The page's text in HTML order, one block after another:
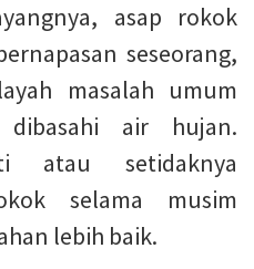
asap rokok
seseorang,
masalah umum
air hujan.
atau setidaknya
selama musim
lebih baik.